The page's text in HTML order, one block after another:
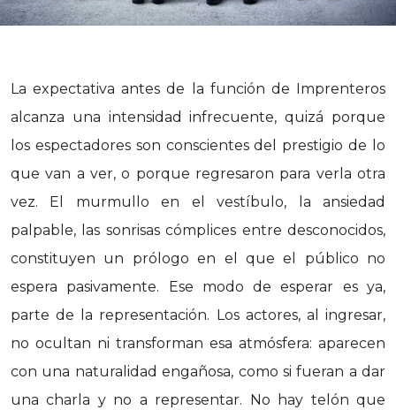
La expectativa antes de la función de Imprenteros
alcanza una intensidad infrecuente, quizá porque
los espectadores son conscientes del prestigio de lo
que van a ver, o porque regresaron para verla otra
vez. El murmullo en el vestíbulo, la ansiedad
palpable, las sonrisas cómplices entre desconocidos,
constituyen un prólogo en el que el público no
espera pasivamente. Ese modo de esperar es ya,
parte de la representación. Los actores, al ingresar,
no ocultan ni transforman esa atmósfera: aparecen
con una naturalidad engañosa, como si fueran a dar
una charla y no a representar. No hay telón que